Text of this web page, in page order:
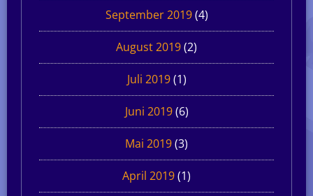
September 2019(4)
August 2019(2)
Juli 2019(1)
Juni 2019(6)
Mai 2019(3)
April 2019(1)